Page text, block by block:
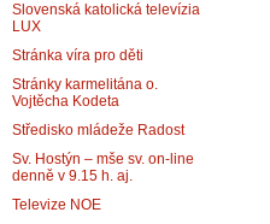
Slovenská katolická televízia
LUX
Stránka víra pro děti
Stránky karmelitána o.
Vojtěcha Kodeta
Středisko mládeže Radost
Sv. Hostýn – mše sv. on-line
denně v 9.15 h. aj.
Televize NOE